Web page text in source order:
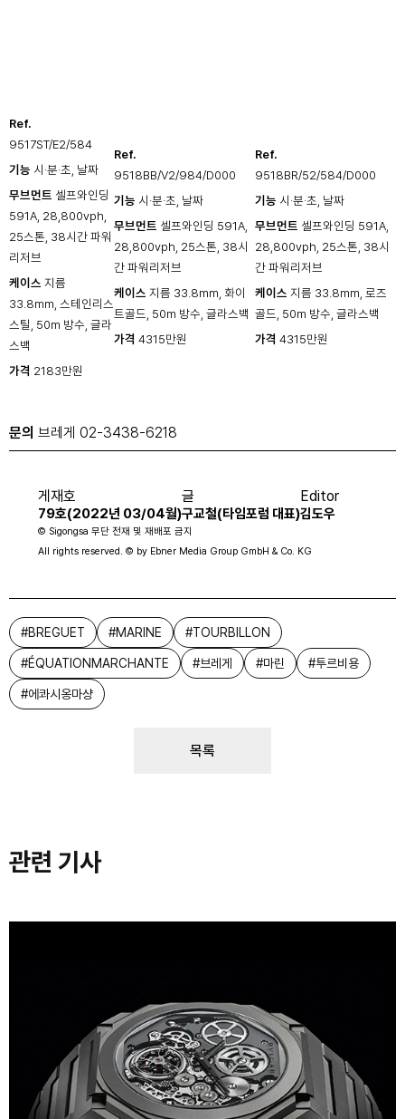
Ref.
9517ST/E2/584
기능 시·분·초, 날짜
무브먼트 셀프와인딩
591A, 28,800vph,
25스톤, 38시간 파워
리저브
케이스 지름
33.8mm, 스테인리스
스틸, 50m 방수, 글라
스백
가격 2183만원
Ref.
9518BB/V2/984/D000
기능 시·분·초, 날짜
무브먼트 셀프와인딩 591A,
28,800vph, 25스톤, 38시
간 파워리저브
케이스 지름 33.8mm, 화이
트골드, 50m 방수, 글라스백
가격 4315만원
Ref.
9518BR/52/584/D000
기능 시·분·초, 날짜
무브먼트 셀프와인딩 591A,
28,800vph, 25스톤, 38시
간 파워리저브
케이스 지름 33.8mm, 로즈
골드, 50m 방수, 글라스백
가격 4315만원
문의 브레게 02-3438-6218
게재호
79호(2022년 03/04월)
글
구교철(타임포럼 대표)
Editor
김도우
© Sigongsa 무단 전재 및 재배포 금지
All rights reserved. © by Ebner Media Group GmbH & Co. KG
#BREGUET #MARINE #TOURBILLON
#ÉQUATIONMARCHANTE #브레게 #마린 #투르비용
#에콰시옹마샹
목록
관련 기사